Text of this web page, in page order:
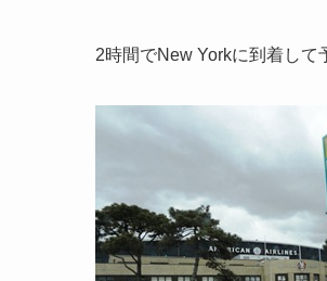
2時間でNew Yorkに到着し